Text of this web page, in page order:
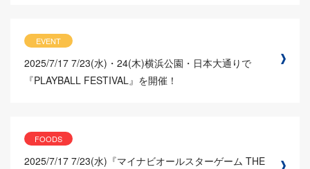
EVENT
2025/7/17 7/23(水)・24(木)横浜公園・日本大通りで
『PLAYBALL FESTIVAL』を開催！
FOODS
2025/7/17 7/23(水)『マイナビオールスターゲーム THE